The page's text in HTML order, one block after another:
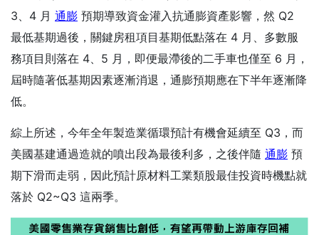
3、4 月 通膨 預期導致資金灌入抗通膨資產影響，然 Q2
最低基期過後，關鍵房租項目基期低點落在 4 月、多數服
務項目則落在 4、5 月，即便最滯後的二手車也僅至 6 月，
屆時隨著低基期因素逐漸消退，通膨預期應在下半年逐漸降
低。
綜上所述，今年全年製造業循環預計有機會延續至 Q3，而
美國基建通過造就的噴出段為最後利多，之後伴隨 通膨 預
期下滑而走弱，因此預計原材料工業類股最佳投資時機點就
落於 Q2~Q3 這兩季。